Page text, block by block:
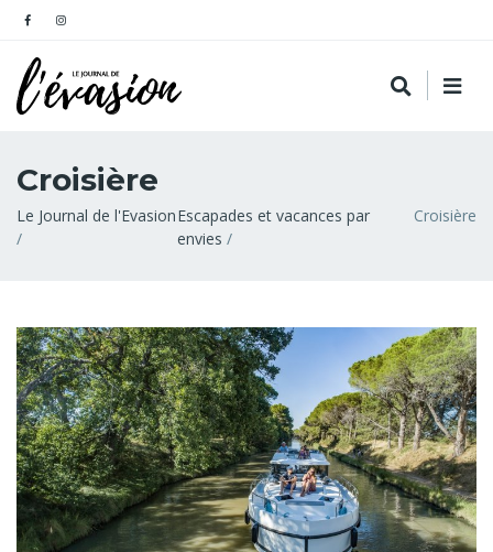
Croisière
Fil
d'Ariane
Le Journal de l'EvasionEscapades et vacances par
envies
Croisière